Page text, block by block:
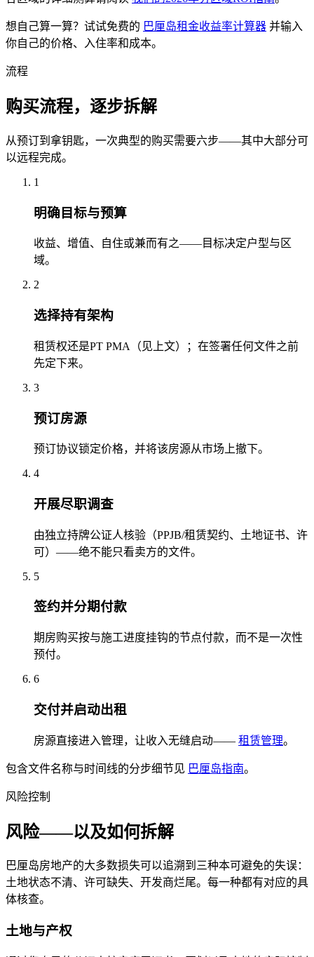
想自己算一算？试试免费的 巴厘岛租金收益率计算器 并输入
你自己的价格、入住率和成本。
流程
购买流程，逐步拆解
从预订到拿钥匙，一次典型的购买需要六步——其中大部分可
以远程完成。
1
明确目标与预算
收益、增值、自住或兼而有之——目标决定户型与区
域。
2
选择持有架构
租赁权还是PT PMA（见上文）；在签署任何文件之前
先定下来。
3
预订房源
预订协议锁定价格，并将该房源从市场上撤下。
4
开展尽职调查
由独立持牌公证人核验（PPJB/租赁契约、土地证书、许
可）——绝不能只看卖方的文件。
5
签约并分期付款
期房购买按与施工进度挂钩的节点付款，而不是一次性
预付。
6
交付并启动出租
房源直接进入管理，让收入无缝启动—— 租赁管理。
包含文件名称与时间线的分步细节见 巴厘岛指南。
风险控制
风险——以及如何拆解
巴厘岛房地产的大多数损失可以追溯到三种本可避免的失误：
土地状态不清、许可缺失、开发商烂尾。每一种都有对应的具
体核查。
土地与产权